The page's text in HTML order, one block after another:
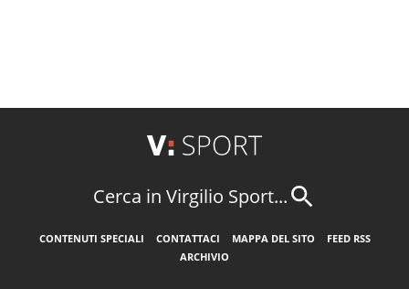
Cerca in Virgilio Sport...
CONTENUTI SPECIALI CONTATTACI MAPPA DEL SITO
FEED RSS
ARCHIVIO